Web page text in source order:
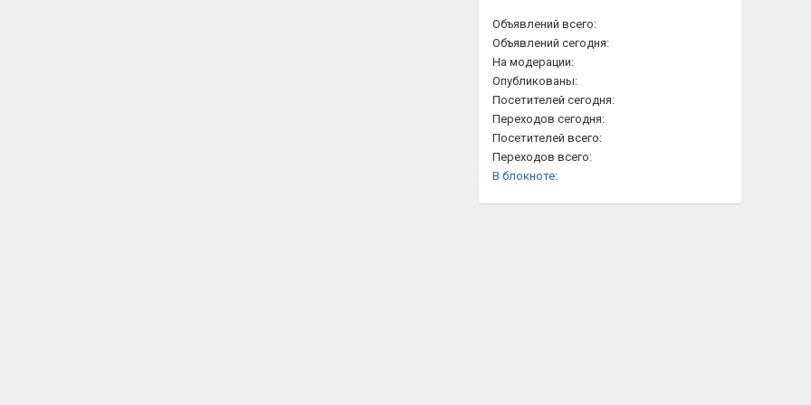
Объявлений всего:
Объявлений сегодня:
На модерации:
Опубликованы:
Посетителей сегодня:
Переходов сегодня:
Посетителей всего:
Переходов всего:
В блокноте: